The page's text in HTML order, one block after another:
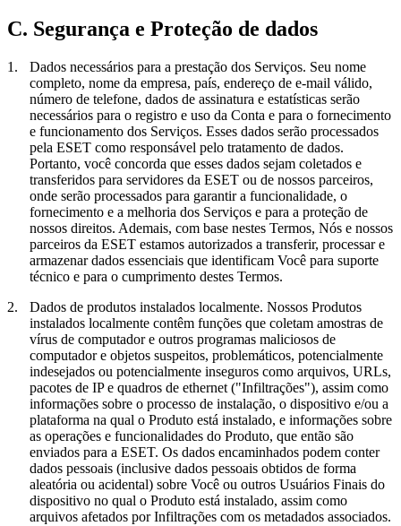
C. Segurança e Proteção de dados
1. Dados necessários para a prestação dos Serviços. Seu nome
completo, nome da empresa, país, endereço de e-mail válido,
número de telefone, dados de assinatura e estatísticas serão
necessários para o registro e uso da Conta e para o fornecimento
e funcionamento dos Serviços. Esses dados serão processados
pela ESET como responsável pelo tratamento de dados.
Portanto, você concorda que esses dados sejam coletados e
transferidos para servidores da ESET ou de nossos parceiros,
onde serão processados para garantir a funcionalidade, o
fornecimento e a melhoria dos Serviços e para a proteção de
nossos direitos. Ademais, com base nestes Termos, Nós e nossos
parceiros da ESET estamos autorizados a transferir, processar e
armazenar dados essenciais que identificam Você para suporte
técnico e para o cumprimento destes Termos.
2.
Dados de produtos instalados localmente. Nossos Produtos
instalados localmente contêm funções que coletam amostras de
vírus de computador e outros programas maliciosos de
computador e objetos suspeitos, problemáticos, potencialmente
indesejados ou potencialmente inseguros como arquivos, URLs,
pacotes de IP e quadros de ethernet ("Infiltrações"), assim como
informações sobre o processo de instalação, o dispositivo e/ou a
plataforma na qual o Produto está instalado, e informações sobre
as operações e funcionalidades do Produto, que então são
enviados para a ESET. Os dados encaminhados podem conter
dados pessoais (inclusive dados pessoais obtidos de forma
aleatória ou acidental) sobre Você ou outros Usuários Finais do
dispositivo no qual o Produto está instalado, assim como
arquivos afetados por Infiltrações com os metadados associados.